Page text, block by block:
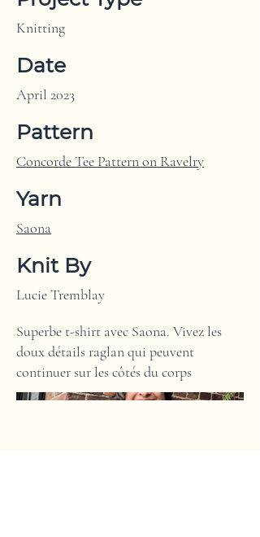
Knitting
Date
April 2023
Pattern
Concorde Tee Pattern on Ravelry
Yarn
Saona
Knit By
Lucie Tremblay
Superbe t-shirt avec Saona. Vivez les
doux détails raglan qui peuvent
continuer sur les côtés du corps